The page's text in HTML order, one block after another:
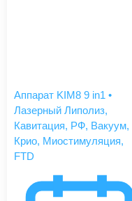
Аппарат KIM8 9 in1 •
Лазерный Липолиз,
Кавитация, РФ, Вакуум,
Крио, Миостимуляция,
FTD